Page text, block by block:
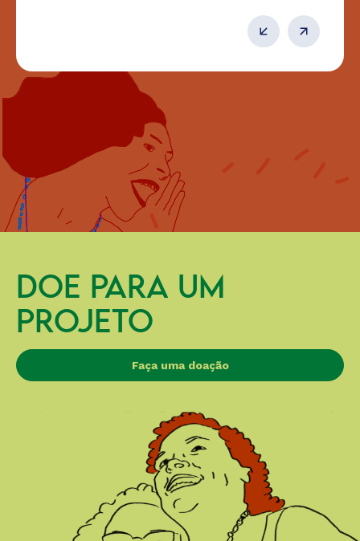
DOE PARA UM
PROJETO
Faça uma doação